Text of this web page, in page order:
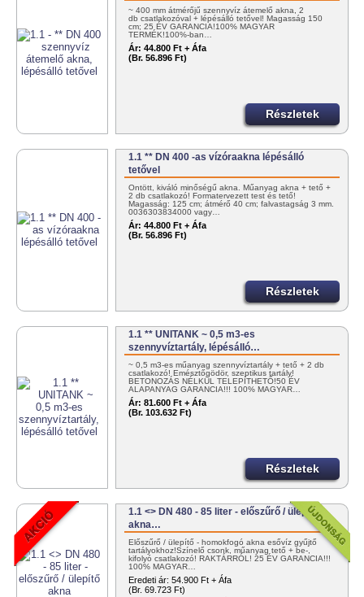
~ 400 mm átmérőjű szennyvíz átemelő akna, 2
db csatlakozóval + lépésálló tetővel! Magasság 150
cm; 25 ÉV GARANCIA!100% MAGYAR
TERMÉK!100%-ban…
Ár: 44.800 Ft + Áfa
(Br. 56.896 Ft)
Részletek
1.1 ** DN 400 -as vízóraakna lépésálló
tetővel
Öntött, kiváló minőségű akna. Műanyag akna + tető +
2 db csatlakozó! Formatervezett test és tető!
Magasság: 125 cm; átmérő 40 cm; falvastagság 3 mm.
0036303834000 vagy…
Ár: 44.800 Ft + Áfa
(Br. 56.896 Ft)
Részletek
1.1 ** UNITANK ~ 0,5 m3-es
szennyvíztartály, lépésálló…
~ 0,5 m3-es műanyag szennyvíztartály + tető + 2 db
csatlakozó! Emésztőgödör, szeptikus tartály!
BETONOZÁS NÉLKÜL TELEPÍTHETŐ!50 ÉV
ALAPANYAG GARANCIA!!! 100% MAGYAR…
Ár: 81.600 Ft + Áfa
(Br. 103.632 Ft)
Részletek
1.1 <> DN 480 - 85 liter - előszűrő / ülepítő
akna…
Előszűrő / ülepítő - homokfogó akna esővíz gyűjtő
tartályokhoz!Színelő csonk, műanyag tető + be-,
kifolyó csatlakozó! RAKTÁRRÓL! 25 ÉV GARANCIA!!!
100% MAGYAR…
Eredeti ár: 54.900 Ft + Áfa
(Br. 69.723 Ft)